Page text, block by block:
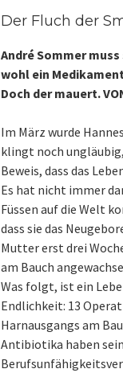
Der Fluch der
André Sommer
wohl ein
Doch der mauert.
Im März wurde
klingt noch
Beweis, dass das
Es hat nicht immer
Füssen auf die Welt
dass sie das
Mutter erst drei
am Bauch
Was folgt, ist ein
Endlichkeit: 13
Harnausgangs am
Antibiotika haben